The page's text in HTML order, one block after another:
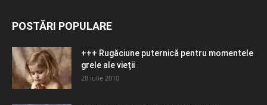
POSTĂRI POPULARE
+++ Rugăciune puternică pentru momentele
grele ale vieţii
28 iulie 2010